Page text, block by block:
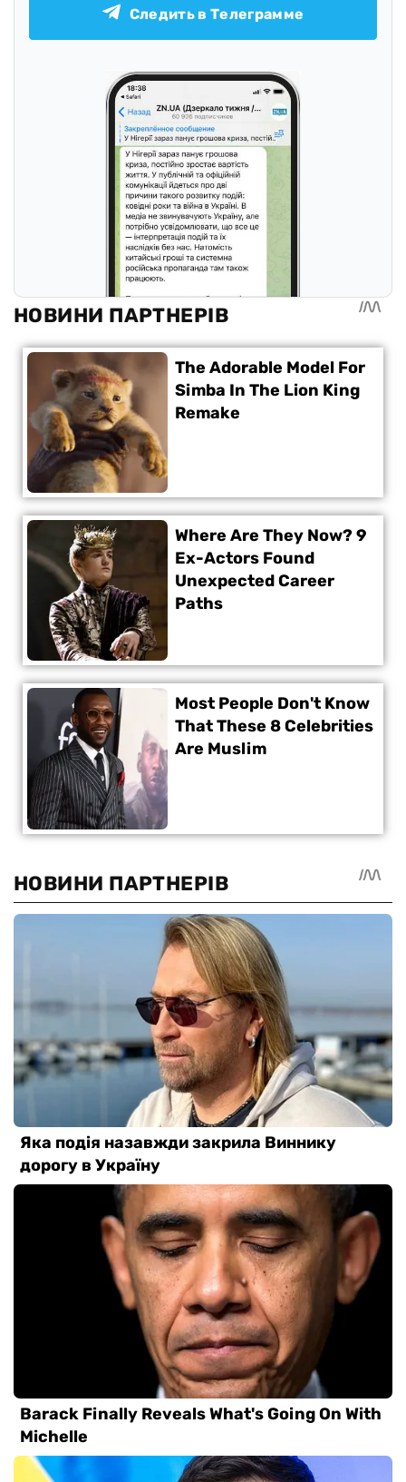
Следить в Телеграмме